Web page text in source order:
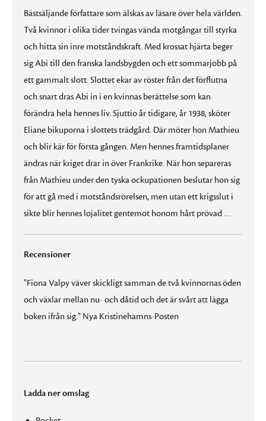
Bästsäljande författare som älskas av läsare över hela världen.
Två kvinnor i olika tider tvingas vända motgångar till styrka
och hitta sin inre motståndskraft. Med krossat hjärta beger
sig Abi till den franska landsbygden och ett sommarjobb på
ett gammalt slott. Slottet ekar av röster från det förflutna
och snart dras Abi in i en kvinnas berättelse som kan
förändra hela hennes liv. Sjuttio år tidigare, år 1938, sköter
Eliane bikuporna i slottets trädgård. Där möter hon Mathieu
och blir kär för första gången. Men hennes framtidsplaner
ändras när kriget drar in över Frankrike. När hon separeras
från Mathieu under den tyska ockupationen beslutar hon sig
för att gå med i motståndsrörelsen, men utan ett krigsslut i
sikte blir hennes lojalitet gentemot honom hårt prövad …
Recensioner
"Fiona Valpy väver skickligt samman de två kvinnornas öden
och växlar mellan nu- och dåtid och det är svårt att lägga
boken ifrån sig." Nya Kristinehamns-Posten
Ladda ner omslag